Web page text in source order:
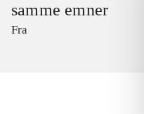
samme emner
Fra